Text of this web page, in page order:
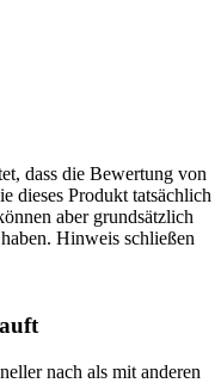
dass die Bewertung von
dieses Produkt tatsächlich
aber grundsätzlich
Hinweis schließen
nach als mit anderen